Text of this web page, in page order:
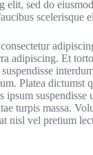
elit, sed do
adipiscing. Et
Platea dictumst
ipsum
turpis massa.
nisl vel pretium